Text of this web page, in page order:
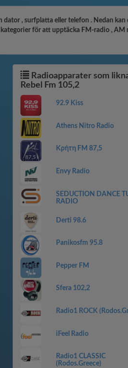
dator , surfplatta eller telefon . Nedan
för att upptäcka FM-radio ,
Radioapparater som
Rebel Fm 105,2
92.9 Kiss
Athens Nitro Radio
Κρήτη FM 87,5
Envy Radio
SEDUCTION DANCE
RADIO
Derti 98.6
Panikosfm 95.8
Pepper FM
Sfera 102,2
Radio1 ROCK
iFeel Radio
Radio1 CLASSIC
(Rodos.Greece)